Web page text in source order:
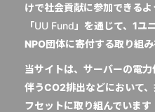
けで社会貢献に参加できる
「UU Fund 」を通じて、1ユ
NPO団体に寄付する取り組み
当サイトは、サーバーの電
伴うCO2排出などにおいて
フセットに取り組んでいます